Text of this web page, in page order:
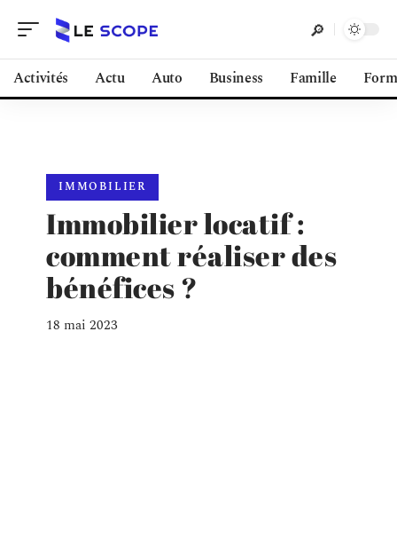
Activités Actu Auto Business Famille
IMMOBILIER
Immobilier locatif :
comment réaliser des
bénéfices ?
18 mai 2023